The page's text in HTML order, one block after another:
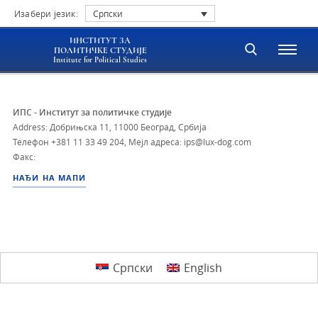
Изабери језик: Српски
ИНСТИТУТ ЗА
ПОЛИТИЧКЕ СТУДИЈЕ
Institute for Political Studies
ИПС - Институт за политичке студије
Address: Добрињска 11, 11000 Београд, Србија
Телефон +381 11 33 49 204 Мејл адреса: ips@lux-dog.com
Факс:
НАЂИ НА МАПИ
Српски English